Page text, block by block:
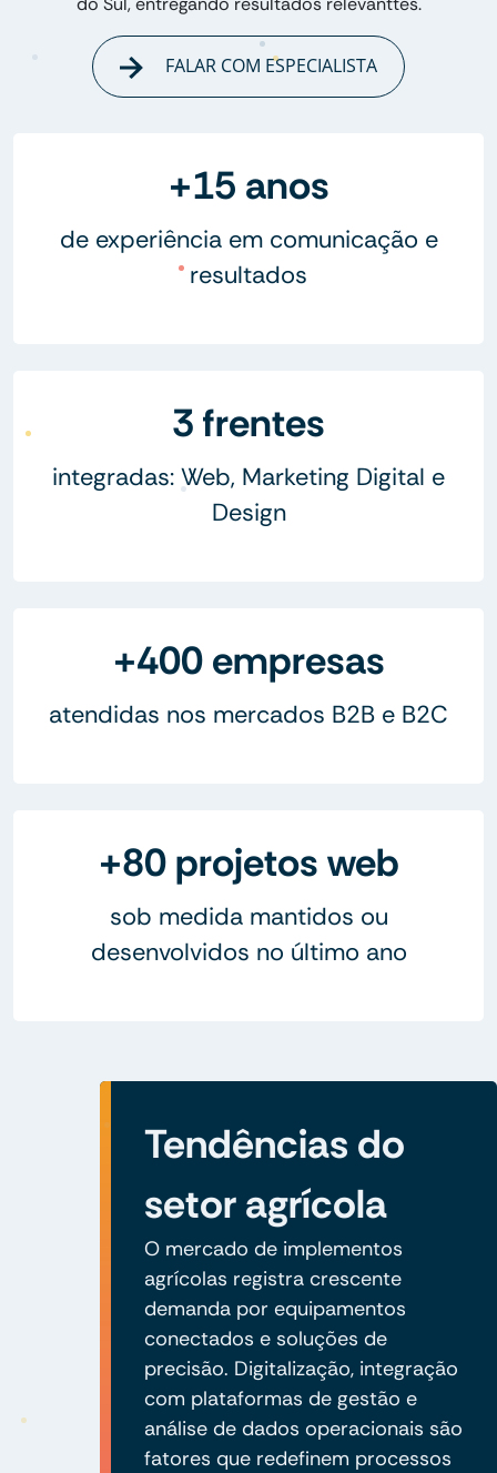
FALAR COM ESPECIALISTA
+15 anos
de experiência em comunicação e
resultados
3 frentes
integradas: Web, Marketing Digital e
Design
+400 empresas
atendidas nos mercados B2B e B2C
+80 projetos web
sob medida mantidos ou
desenvolvidos no último ano
Tendências do
setor agrícola
O mercado de implementos
agrícolas registra crescente
demanda por equipamentos
conectados e soluções de
precisão. Digitalização, integração
com plataformas de gestão e
análise de dados operacionais são
fatores que redefinem processos